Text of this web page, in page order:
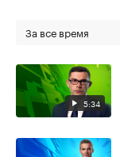
За все время
5:34